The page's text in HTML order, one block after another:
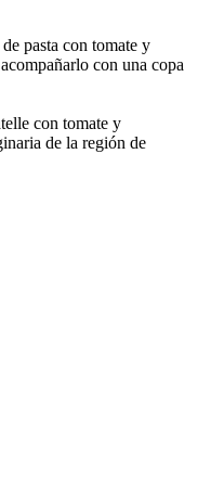
pasta con tomate y
con una copa
con tomate y
de la región de